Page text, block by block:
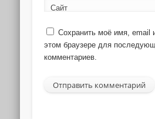
Сайт
Сохранить моё имя, email
этом браузере для
комментариев.